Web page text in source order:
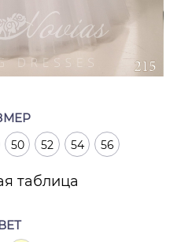
50 52 54 56
таблица